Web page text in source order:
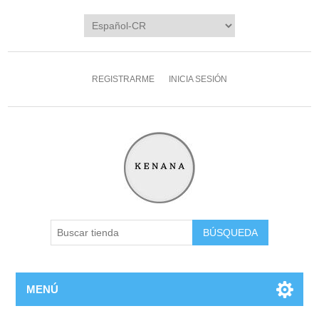
REGISTRARME INICIA SESIÓN
MENÚ